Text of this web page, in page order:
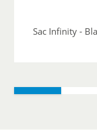
Sac Infinity -